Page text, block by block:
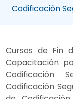
Codificación
Cursos de Fin
Capacitación
Codificación
Codificación